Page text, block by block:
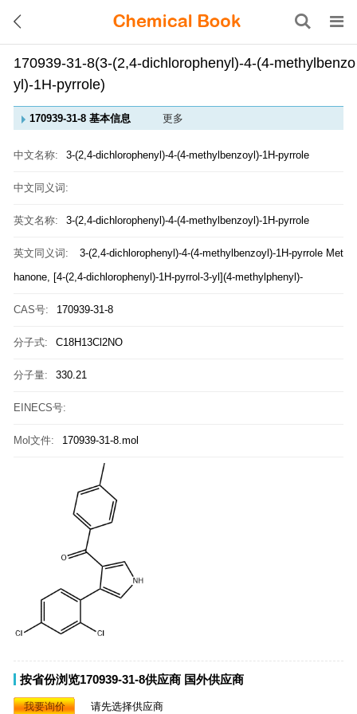
170939-31-8(3-(2,4-dichlorophenyl)-4-(4-methylbenzo
yl)-1H-pyrrole)
170939-31-8 基本信息 更多
中文名称: 3-(2,4-dichlorophenyl)-4-(4-methylbenzoyl)-1H-pyrrole
中文同义词:
英文名称: 3-(2,4-dichlorophenyl)-4-(4-methylbenzoyl)-1H-pyrrole
英文同义词: 3-(2,4-dichlorophenyl)-4-(4-methylbenzoyl)-1H-pyrrole Met
hanone, [4-(2,4-dichlorophenyl)-1H-pyrrol-3-yl](4-methylphenyl)-
CAS号: 170939-31-8
分子式: C18H13Cl2NO
分子量: 330.21
EINECS号:
Mol文件: 170939-31-8.mol
按省份浏览170939-31-8供应商 国外供应商
我要询价 请先选择供应商